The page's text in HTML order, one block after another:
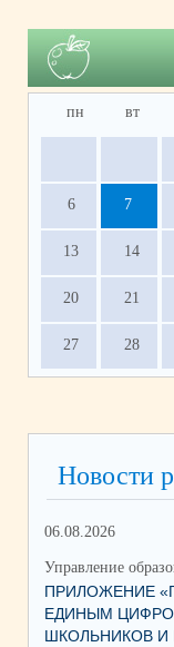
пн вт
6 7
13 14
20 21
27 28
Новости
06.08.2026
Управление
ПРИЛОЖЕНИЕ
ЕДИНЫМ
ШКОЛЬНИКОВ И